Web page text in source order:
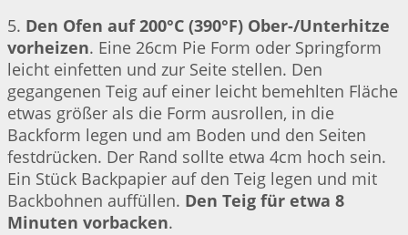
5. Den Ofen auf 200°C (390°F) Ober-/Unterhitze
vorheizen. Eine 26cm Pie Form oder Springform
leicht einfetten und zur Seite stellen. Den
gegangenen Teig auf einer leicht bemehlten Fläche
etwas größer als die Form ausrollen, in die
Backform legen und am Boden und den Seiten
festdrücken. Der Rand sollte etwa 4cm hoch sein.
Ein Stück Backpapier auf den Teig legen und mit
Backbohnen auffüllen. Den Teig für etwa 8
Minuten vorbacken.